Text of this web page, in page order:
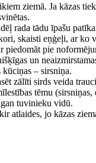
ziemā. Ja kāzas
rada tādu īpašu
skaisti eņģeļi, ar ko
pie
un
– sirsniņa.
zālīti sirds veida
tēmu
tuvinieku vidū.
atlaides, jo kāzas